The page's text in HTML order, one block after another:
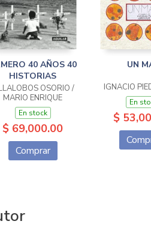
40 AÑOS 40
HISTORIAS
OSORIO /
MARIO ENRIQUE
En stock
$ 69,000.00
Comprar
UN
IGNACIO
En
$